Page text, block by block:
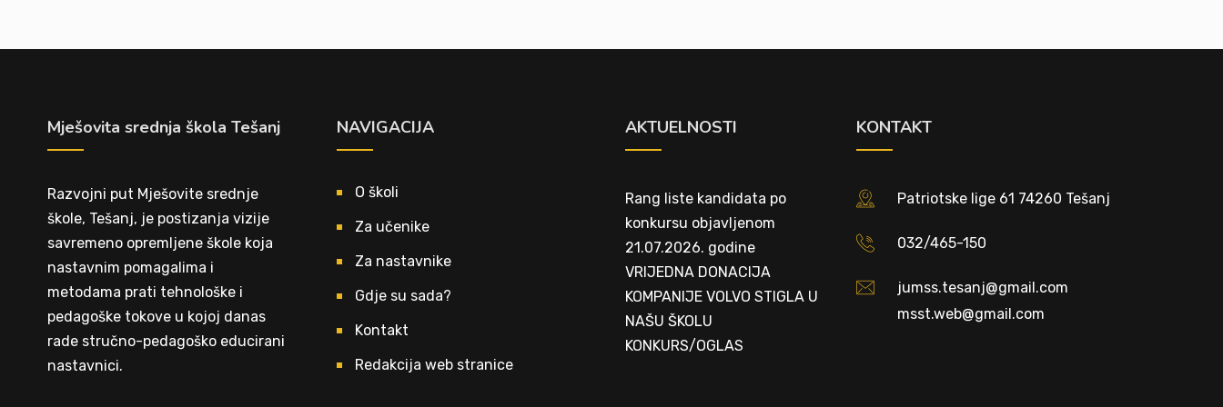
Mješovita srednja škola Tešanj
Razvojni put Mješovite srednje
škole, Tešanj, je postizanja vizije
savremeno opremljene škole koja
nastavnim pomagalima i
metodama prati tehnološke i
pedagoške tokove u kojoj danas
rade stručno-pedagoško educirani
nastavnici.
NAVIGACIJA
O školi
Za učenike
Za nastavnike
Gdje su sada?
Kontakt
Redakcija web stranice
AKTUELNOSTI
Rang liste kandidata po
konkursu objavljenom
21.07.2026. godine
VRIJEDNA DONACIJA
KOMPANIJE VOLVO STIGLA U
NAŠU ŠKOLU
KONKURS/OGLAS
KONTAKT
Patriotske lige 61 74260 Tešanj
032/465-150
jumss.tesanj@gmail.com
msst.web@gmail.com